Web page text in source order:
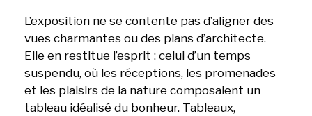
L’exposition ne se contente pas d’aligner des
vues charmantes ou des plans d’architecte.
Elle en restitue l’esprit : celui d’un temps
suspendu, où les réceptions, les promenades
et les plaisirs de la nature composaient un
tableau idéalisé du bonheur. Tableaux,